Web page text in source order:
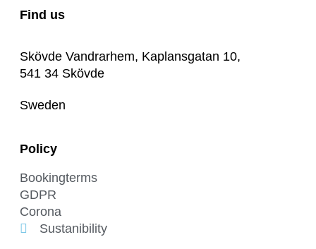
Find us
Skövde Vandrarhem, Kaplansgatan 10,
541 34 Skövde
Sweden
Policy
Bookingterms
GDPR
Corona
Sustanibility